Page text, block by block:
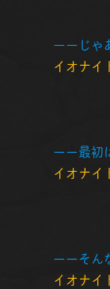
ーーじゃ
イオナイ
ーー最初
イオナイ
ーーそん
イオナイ